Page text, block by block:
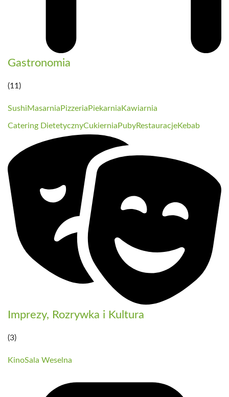
Gastronomia
(11)
SushiMasarnia Pizzeria Piekarnia Kawiarnia
Catering DietetycznyCukiernia PubyRestauracjeKebab
Imprezy, Rozrywka i Kultura
(3)
KinoSala Weselna